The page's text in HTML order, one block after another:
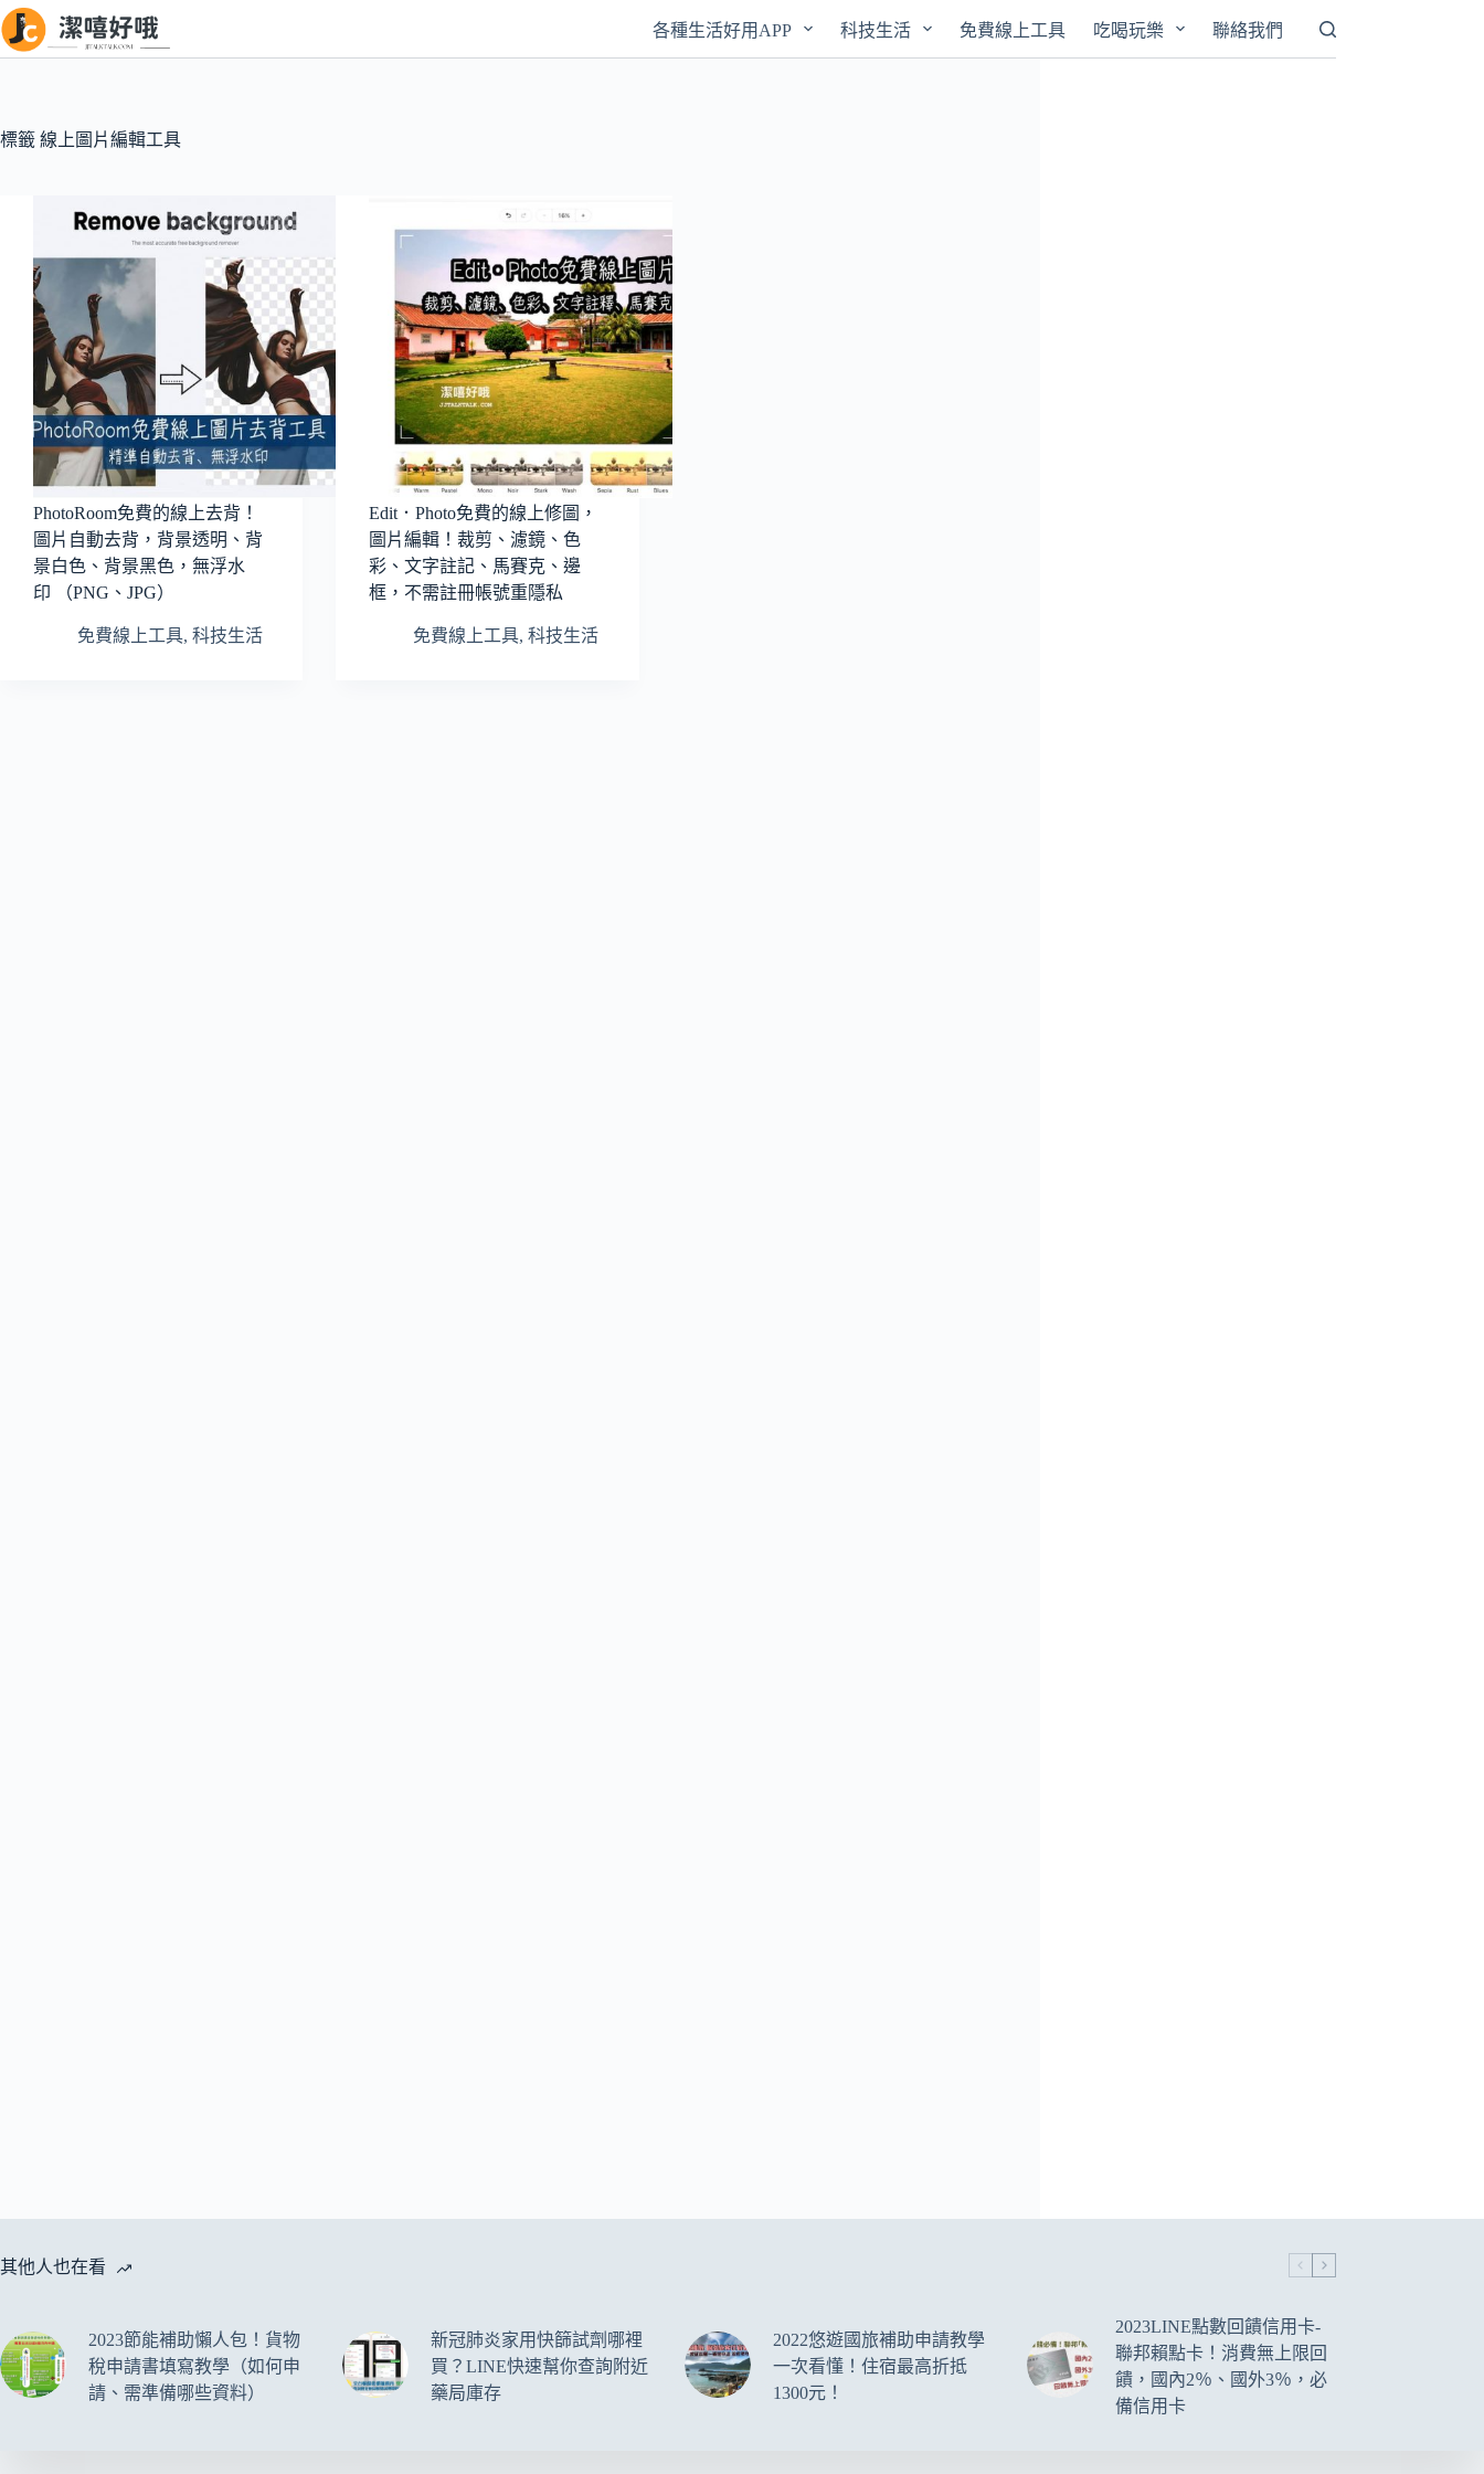
跳
至
容
各種生活好用APP 科技生活 免費線上工具 吃喝玩樂 聯絡我們
標籤 線上圖片編輯工具
PhotoRoom免費的線上去背！
圖片自動去背，背景透明、背
景白色、背景黑色，無浮水
印 （PNG、JPG）
免費線上工具, 科技生活
Edit．Photo免費的線上修圖，
圖片編輯！裁剪、濾鏡、色
彩、文字註記、馬賽克、邊
框，不需註冊帳號重隱私
免費線上工具,科技生活
其他人也在看
2023節能補助懶人包！貨物
稅申請書填寫教學（如何申
請、需準備哪些資料）
新冠肺炎家用快篩試劑哪裡
買？LINE快速幫你查詢附近
藥局庫存
2022悠遊國旅補助申請教學
一次看懂！住宿最高折抵
1300元！
2023LINE點數回饋信用卡-
聯邦賴點卡！消費無上限回
饋，國內2％、國外3％，必
備信用卡